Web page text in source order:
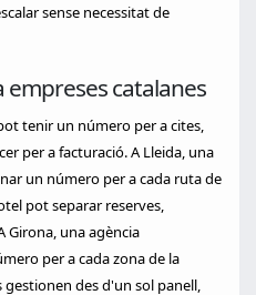
sense necessitat de
empreses catalanes
tenir un número per a cites,
per a facturació. A Lleida, una
un número per a cada ruta de
pot separar reserves,
Girona, una agència
per a cada zona de la
des d'un sol panell,